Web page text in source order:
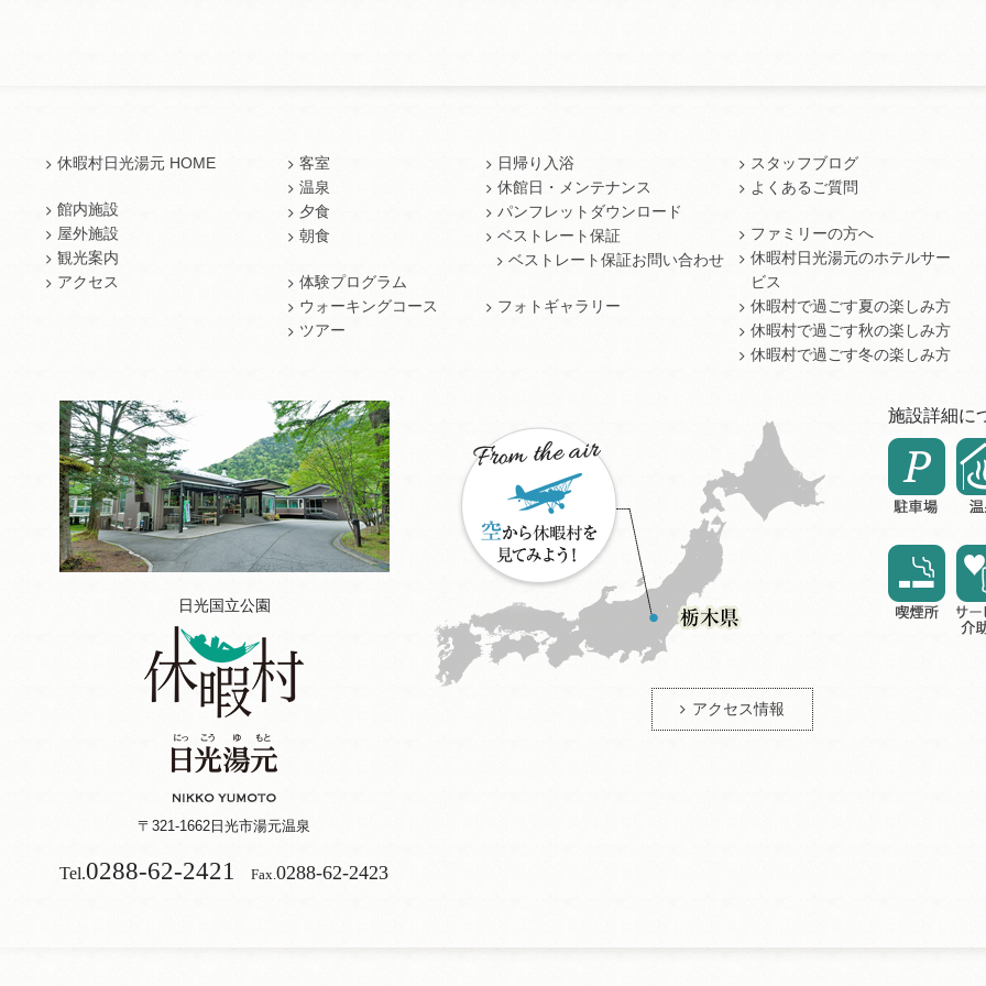
休暇村日光湯元 HOME
館内施設
屋外施設
観光案内
アクセス
客室
温泉
夕食
朝食
体験プログラム
ウォーキングコース
ツアー
日帰り入浴
休館日・メンテナンス
パンフレットダウンロード
ベストレート保証
ベストレート保証お問い合わせ
フォトギャラリー
スタッフブログ
よくあるご質問
ファミリーの方へ
休暇村日光湯元のホテルサー
ビス
休暇村で過ごす夏の楽しみ方
休暇村で過ごす秋の楽しみ方
休暇村で過ごす冬の楽しみ方
日光国立公園
〒321-1662日光市湯元温泉
Tel.0288-62-2421 Fax. 0288-62-2423
アクセス情報
施設詳細に